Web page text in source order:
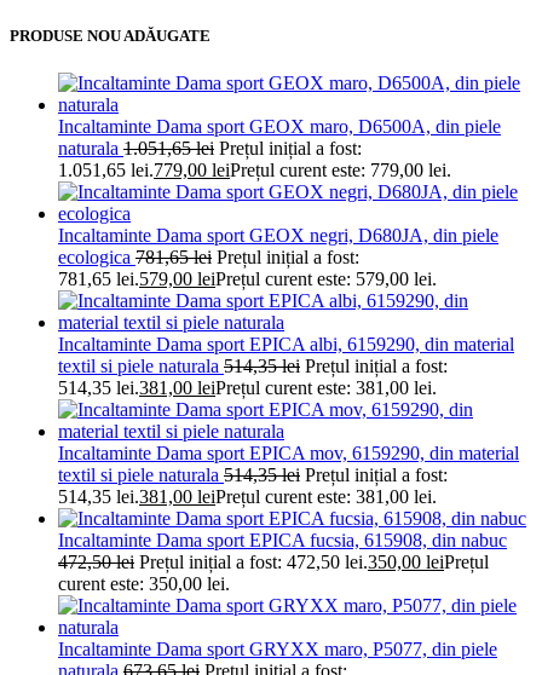
PRODUSE NOU ADĂUGATE
Incaltaminte Dama sport GEOX maro, D6500A, din piele
naturala 1.051,65lei Prețul inițial a fost:
1.051,65 lei.779,00 leiPrețul curent este: 779,00 lei.
Incaltaminte Dama sport GEOX negri, D680JA, din piele
ecologica 781,65lei Prețul inițial a fost:
781,65 lei.579,00 leiPrețul curent este: 579,00 lei.
Incaltaminte Dama sport EPICA albi, 6159290, din material
textil si piele naturala 514,35lei Prețul inițial a fost:
514,35 lei.381,00 leiPrețul curent este: 381,00 lei.
Incaltaminte Dama sport EPICA mov, 6159290, din material
textil si piele naturala 514,35lei Prețul inițial a fost:
514,35 lei.381,00 leiPrețul curent este: 381,00 lei.
Incaltaminte Dama sport EPICA fucsia, 615908, din nabuc
472,50lei Prețul inițial a fost: 472,50 lei.350,00 leiPrețul
curent este: 350,00 lei.
Incaltaminte Dama sport GRYXX maro, P5077, din piele